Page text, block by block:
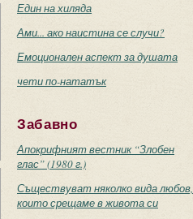
Един на хиляда
Ами... ако наистина се случи?
Емоционален аспект за душата
чети по-нататък
Забавно
Апокрифният вестник “Злобен
глас” (1980 г.)
Съществуват няколко вида любов,
които срещаме в живота си